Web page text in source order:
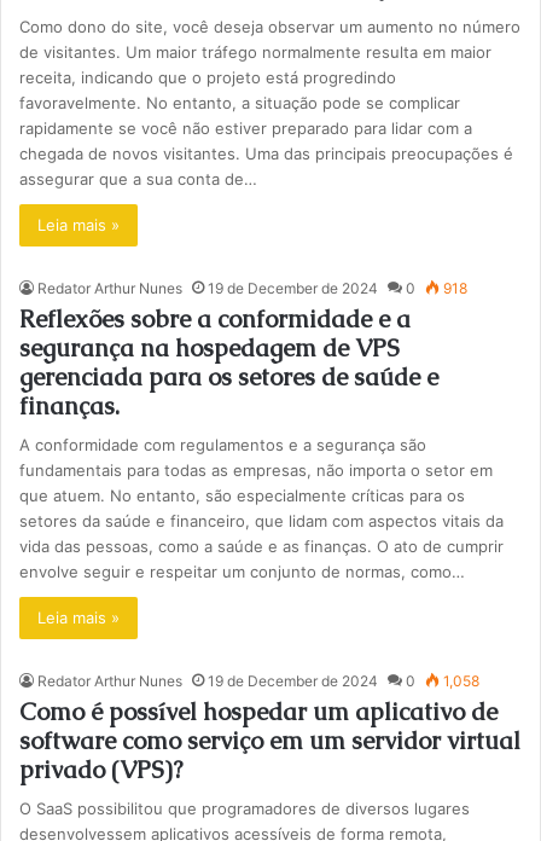
Como dono do site, você deseja observar um aumento no número
de visitantes. Um maior tráfego normalmente resulta em maior
receita, indicando que o projeto está progredindo
favoravelmente. No entanto, a situação pode se complicar
rapidamente se você não estiver preparado para lidar com a
chegada de novos visitantes. Uma das principais preocupações é
assegurar que a sua conta de…
Leia mais »
Redator Arthur Nunes 19 de December de 2024 0 918
Reflexões sobre a conformidade e a
segurança na hospedagem de VPS
gerenciada para os setores de saúde e
finanças.
A conformidade com regulamentos e a segurança são
fundamentais para todas as empresas, não importa o setor em
que atuem. No entanto, são especialmente críticas para os
setores da saúde e financeiro, que lidam com aspectos vitais da
vida das pessoas, como a saúde e as finanças. O ato de cumprir
envolve seguir e respeitar um conjunto de normas, como…
Leia mais »
Redator Arthur Nunes 19 de December de 2024 0 1,058
Como é possível hospedar um aplicativo de
software como serviço em um servidor virtual
privado (VPS)?
O SaaS possibilitou que programadores de diversos lugares
desenvolvessem aplicativos acessíveis de forma remota,